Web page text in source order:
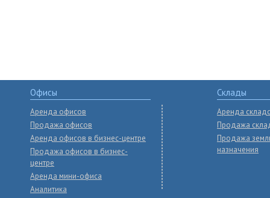
Офисы
Аренда офисов
Продажа офисов
Аренда офисов в бизнес-центре
Продажа офисов в бизнес-
центре
Аренда мини-офиса
Аналитика
Склады
Аренда
Продажа
Продажа
назначения